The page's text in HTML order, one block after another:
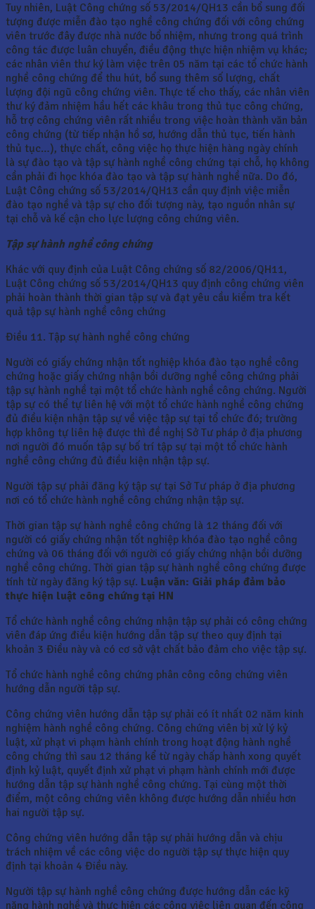
Tuy nhiên, Luật Công chứng số 53/2014/QH13 cần bổ sung đối
tượng được miễn đào tạo nghề công chứng đối với công chứng
viên trước đây được nhà nước bổ nhiệm, nhưng trong quá trình
công tác được luân chuyển, điều động thực hiện nhiệm vụ khác;
các nhân viên thư ký làm việc trên 05 năm tại các tổ chức hành
nghề công chứng để thu hút, bổ sung thêm số lượng, chất
lượng đội ngũ công chứng viên. Thực tế cho thấy, các nhân viên
thư ký đảm nhiệm hầu hết các khâu trong thủ tục công chứng,
hỗ trợ công chứng viên rất nhiều trong việc hoàn thành văn bản
công chứng (từ tiếp nhận hồ sơ, hướng dẫn thủ tục, tiến hành
thủ tục…), thực chất, công việc họ thực hiện hàng ngày chính
là sự đào tạo và tập sự hành nghề công chứng tại chỗ, họ không
cần phải đi học khóa đào tạo và tập sự hành nghề nữa. Do đó,
Luật Công chứng số 53/2014/QH13 cần quy định việc miễn
đào tạo nghề và tập sự cho đối tượng này, tạo nguồn nhân sự
tại chỗ và kế cận cho lực lượng công chứng viên.
Tập sự hành nghề công chứng
Khác với quy định của Luật Công chứng số 82/2006/QH11,
Luật Công chứng số 53/2014/QH13 quy định công chứng viên
phải hoàn thành thời gian tập sự và đạt yêu cầu kiểm tra kết
quả tập sự hành nghề công chứng
Điều 11. Tập sự hành nghề công chứng
Người có giấy chứng nhận tốt nghiệp khóa đào tạo nghề công
chứng hoặc giấy chứng nhận bồi dưỡng nghề công chứng phải
tập sự hành nghề tại một tổ chức hành nghề công chứng. Người
tập sự có thể tự liên hệ với một tổ chức hành nghề công chứng
đủ điều kiện nhận tập sự về việc tập sự tại tổ chức đó; trường
hợp không tự liên hệ được thì đề nghị Sở Tư pháp ở địa phương
nơi người đó muốn tập sự bố trí tập sự tại một tổ chức hành
nghề công chứng đủ điều kiện nhận tập sự.
Người tập sự phải đăng ký tập sự tại Sở Tư pháp ở địa phương
nơi có tổ chức hành nghề công chứng nhận tập sự.
Thời gian tập sự hành nghề công chứng là 12 tháng đối với
người có giấy chứng nhận tốt nghiệp khóa đào tạo nghề công
chứng và 06 tháng đối với người có giấy chứng nhận bồi dưỡng
nghề công chứng. Thời gian tập sự hành nghề công chứng được
tính từ ngày đăng ký tập sự. Luận văn: Giải pháp đảm bảo
thực hiện luật công chứng tại HN
Tổ chức hành nghề công chứng nhận tập sự phải có công chứng
viên đáp ứng điều kiện hướng dẫn tập sự theo quy định tại
khoản 3 Điều này và có cơ sở vật chất bảo đảm cho việc tập sự.
Tổ chức hành nghề công chứng phân công công chứng viên
hướng dẫn người tập sự.
Công chứng viên hướng dẫn tập sự phải có ít nhất 02 năm kinh
nghiệm hành nghề công chứng. Công chứng viên bị xử lý kỷ
luật, xử phạt vi phạm hành chính trong hoạt động hành nghề
công chứng thì sau 12 tháng kể từ ngày chấp hành xong quyết
định kỷ luật, quyết định xử phạt vi phạm hành chính mới được
hướng dẫn tập sự hành nghề công chứng. Tại cùng một thời
điểm, một công chứng viên không được hướng dẫn nhiều hơn
hai người tập sự.
Công chứng viên hướng dẫn tập sự phải hướng dẫn và chịu
trách nhiệm về các công việc do người tập sự thực hiện quy
định tại khoản 4 Điều này.
Người tập sự hành nghề công chứng được hướng dẫn các kỹ
năng hành nghề và thực hiện các công việc liên quan đến công